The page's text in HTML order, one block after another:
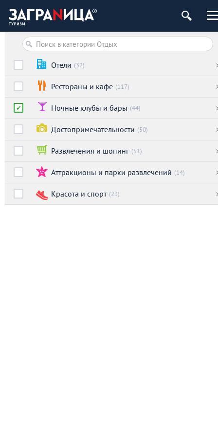
Отели (32)
Рестораны и кафе (117)
Ночные клубы и бары (44)
Достопримечательности (50)
Развлечения и шопинг (51)
Аттракционы и парки развлечений (14)
Красота и спорт (23)